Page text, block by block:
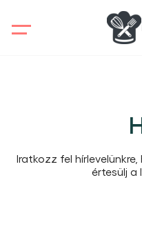
Iratkozz fel
értesülj a